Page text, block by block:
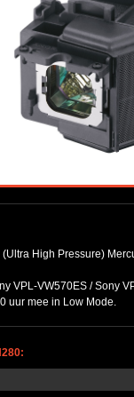
High Pressure)
VPL-VW570ES / Sony
uur mee in Low Mode.